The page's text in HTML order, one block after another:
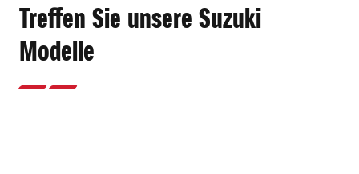
Treffen Sie unsere Suzuki
Modelle